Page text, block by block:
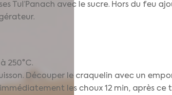
Tul’Panach avec le sucre. Hors du feu
250°C.
Découper le craquelin avec un
les choux 12 min, après ce